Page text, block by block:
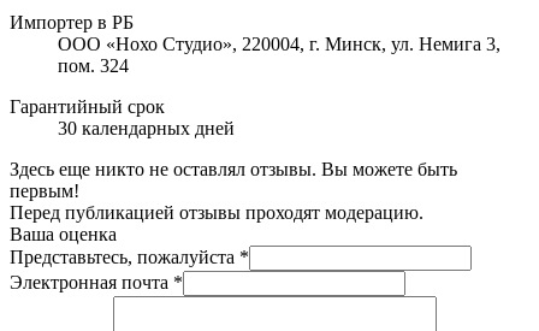
Импортер в РБ
ООО «Нохо Студио», 220004, г. Минск, ул. Немига 3,
пом. 324
Гарантийный срок
30 календарных дней
Здесь еще никто не оставлял отзывы. Вы можете быть
первым!
Перед публикацией отзывы проходят модерацию.
Ваша оценка
Представьтесь, пожалуйста *
Электронная почта *